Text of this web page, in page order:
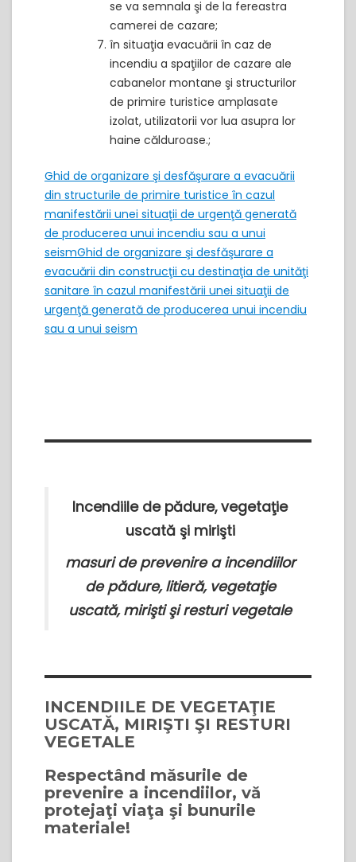
se va semnala şi de la fereastra
camerei de cazare;
în situaţia evacuării în caz de
incendiu a spaţiilor de cazare ale
cabanelor montane şi structurilor
de primire turistice amplasate
izolat, utilizatorii vor lua asupra lor
haine călduroase.;
Ghid de organizare şi desfăşurare a evacuării
din structurile de primire turistice în cazul
manifestării unei situaţii de urgenţă generată
de producerea unui incendiu sau a unui
seismGhid de organizare şi desfăşurare a
evacuării din construcţii cu destinaţia de unităţi
sanitare în cazul manifestării unei situaţii de
urgenţă generată de producerea unui incendiu
sau a unui seism
Incendiile de pădure, vegetaţie
uscată şi mirişti
masuri de prevenire a incendiilor
de pădure, litieră, vegetaţie
uscată, mirişti şi resturi vegetale
INCENDIILE DE VEGETAŢIE
USCATĂ, MIRIŞTI ŞI RESTURI
VEGETALE
Respectând măsurile de
prevenire a incendiilor, vă
protejaţi viaţa şi bunurile
materiale!